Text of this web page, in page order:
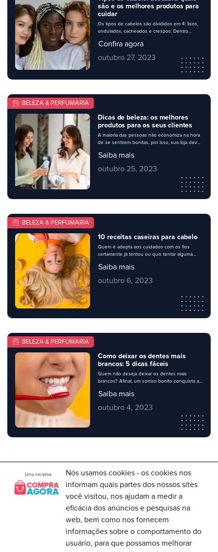
Nós usamos cookies - os cookies nos
informam quais partes dos nossos sites
você visitou, nos ajudam a medir a
eficácia dos anúncios e pesquisas na
web, bem como nos fornecem
informações sobre o comportamento do
usuário, para que possamos melhorar
são e os melhores produtos para
cuidar
Os tipos de cabelos são divididos em 4: lisos,
ondulados, cacheados e crespos. Dentro
cada. Toda essa divisão ajuda na hora de cada
dos seus fios, escolhendo os melhores
produtos e rotinas de tratamento. Na sua
Confira agora
outubro 27, 2023
Dicas de beleza: os melhores
produtos para os seus clientes
A maioria das pessoas não economiza na hora
de se sentirem bonitas, por isso, sua loja deve
– e, de quebra, combiná-los com dicas de
para abastecer seu estoque, você sente
dúvidas sobre o que escolher para o […]
Saiba mais
outubro 25, 2023
BELEZA & PERFUMARIA
10 receitas caseiras para cabelo
Quem é adepta aos cuidados com os fios
certamente já tentou ou quis tentar alguma
Muitas mulheres preferem usar ingredientes
natureza oferece e aliando-as aos produtos
perfumaria ou mercado, com certeza irá
surpreender e agradar sua clientela […]
Saiba mais
outubro 6, 2023
BELEZA & PERFUMARIA
Como deixar os dentes mais
brancos: 5 dicas fáceis
Quem não deseja deixar os dentes mais
brancos? Afinal, um sorriso bonito conquista a
muitas pessoas se sentem inseguras ao
ou manchados. Existem vários procedimentos
e tratamentos para resolver o problema, mas
algumas dicas simples podem ajudar a deixar
Saiba mais
outubro 4, 2023
BELEZA & PERFUMARIA
Para dúvidas no Compra Agora entre em
contato com a Central de Atendimento no
telefone 0800 055 0073. Horário de
Funcionamento: Segunda à Sexta, das
HOME SOBRE NÓS